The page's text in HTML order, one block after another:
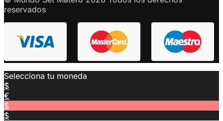
reservados
Selecciona tu moneda
$
€
$
$